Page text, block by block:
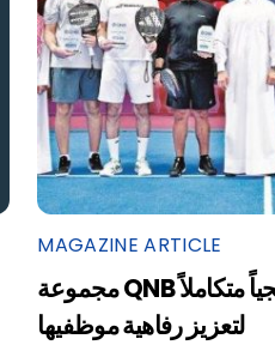
MAGAZINE ARTICLE
مجموعة QNB تطلق إطاراً إستراتيجياً متكاملاً
لتعزيز رفاهية موظفيها